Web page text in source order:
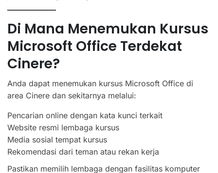
Di Mana Menemukan Kursus
Microsoft Office Terdekat
Cinere?
Anda dapat menemukan kursus Microsoft Office di
area Cinere dan sekitarnya melalui:
Pencarian online dengan kata kunci terkait
Website resmi lembaga kursus
Media sosial tempat kursus
Rekomendasi dari teman atau rekan kerja
Pastikan memilih lembaga dengan fasilitas komputer